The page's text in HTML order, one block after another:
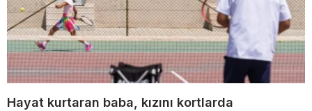
Hayat kurtaran baba, kızını kortlarda